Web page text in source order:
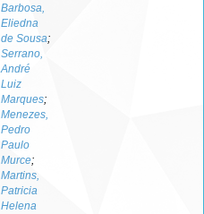
Barbosa,
Eliedna
de Sousa;
Serrano,
André
Luiz
Marques;
Menezes,
Pedro
Paulo
Murce;
Martins,
Patricia
Helena